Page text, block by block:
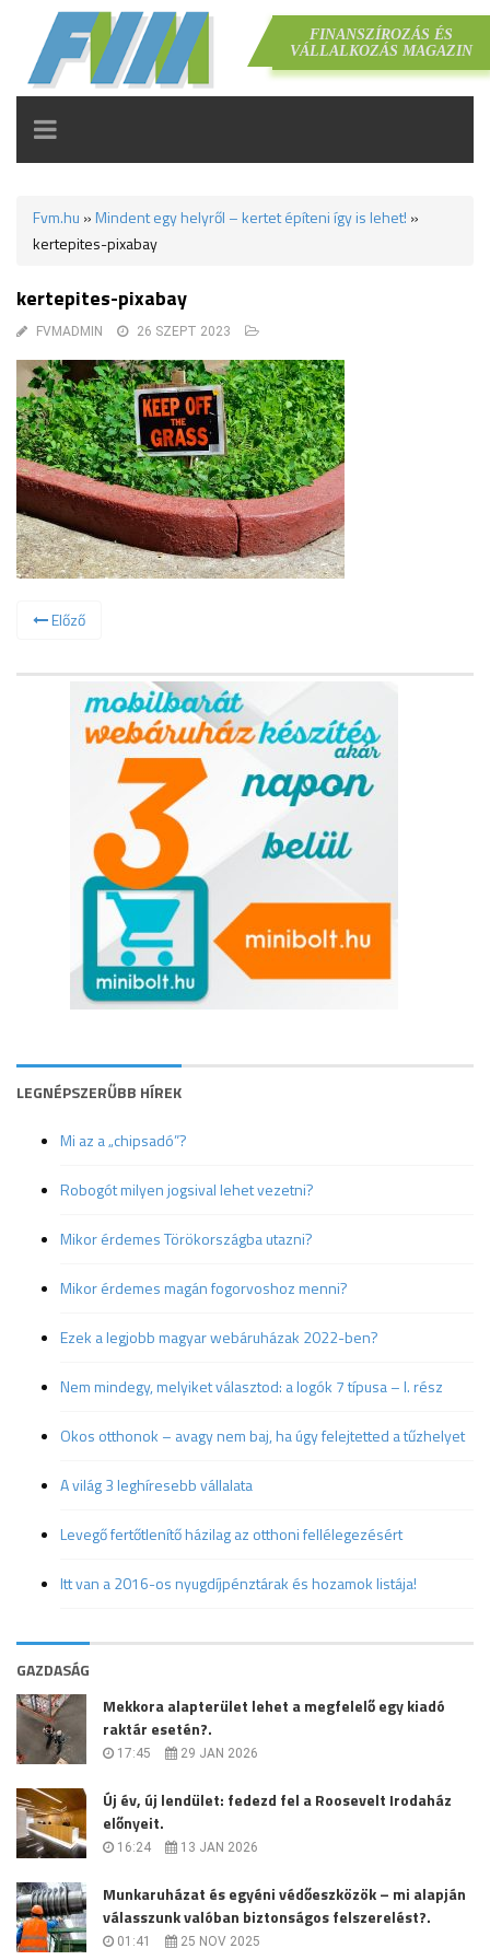
FINANSZÍROZÁS ÉS
VÁLLALKOZÁS MAGAZIN
TOGGLE
NAVIGATION
Fvm.hu » Mindent egy helyről – kertet építeni így is lehet! »
kertepites-pixabay
kertepites-pixabay
FVMADMIN 26 SZEPT 2023
Előző
LEGNÉPSZERŰBB HÍREK
Mi az a „chipsadó”?
Robogót milyen jogsival lehet vezetni?
Mikor érdemes Törökországba utazni?
Mikor érdemes magán fogorvoshoz menni?
Ezek a legjobb magyar webáruházak 2022-ben?
Nem mindegy, melyiket választod: a logók 7 típusa – I. rész
Okos otthonok – avagy nem baj, ha úgy felejtetted a tűzhelyet
A világ 3 leghíresebb vállalata
Levegő fertőtlenítő házilag az otthoni fellélegezésért
Itt van a 2016-os nyugdíjpénztárak és hozamok listája!
GAZDASÁG
Mekkora alapterület lehet a megfelelő egy kiadó
raktár esetén?.
17:45 29 JAN 2026
Új év, új lendület: fedezd fel a Roosevelt Irodaház
előnyeit.
16:24 13 JAN 2026
Munkaruházat és egyéni védőeszközök – mi alapján
válasszunk valóban biztonságos felszerelést?.
01:41 25 NOV 2025